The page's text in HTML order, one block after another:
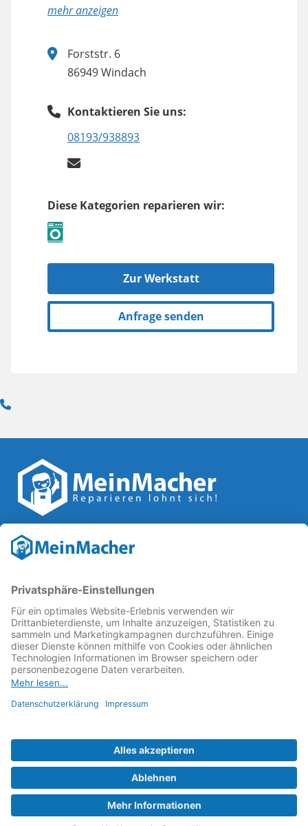
anzeigen
Forststr. 6
86949 Windach
Kontaktieren Sie uns:
08193/938893
Diese Kategorien reparieren wir:
Zur Werkstatt
Anfrage senden
Reparatur Revolution
Reparatur↗ für eineReparatur Revolution
Reparaturbedingungen: Für Produkte, die sich gut
reparieren lassen, für günstigere Ersatzteile und den
Erhalt der reparierenden Betriebe und des Reparatur-
Know-hows in Deutschland.
Weitere Informationen
Fachhändler finden
FAQ - häufig gestellte Fragen
© 2023 MeinMacher - eine Marke der Vangerow GmbH
Barrierefreiheit